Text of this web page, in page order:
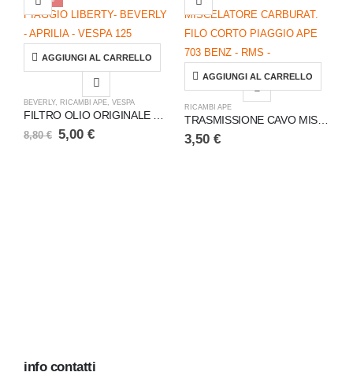
AGGIUNGI AL CARRELLO
BEVERLY, RICAMBI APE, VESPA
FILTRO OLIO ORIGINALE PIAGGIO LIBERTY- BEVERLY – APRILIA – VESPA 125
8,80€ 5,00 €
AGGIUNGI AL CARRELLO
RICAMBI APE
TRASMISSIONE CAVO MISCELATORE CARBURAT. FILO CORTO PIAGGIO APE 703 BENZ – RMS –
3,50 €
info contatti